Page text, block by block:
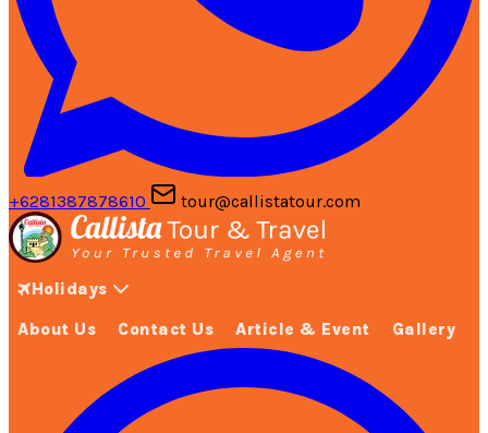
+6281387878610 tour@callistatour.com
Holidays
About Us Contact Us Article & Event Gallery